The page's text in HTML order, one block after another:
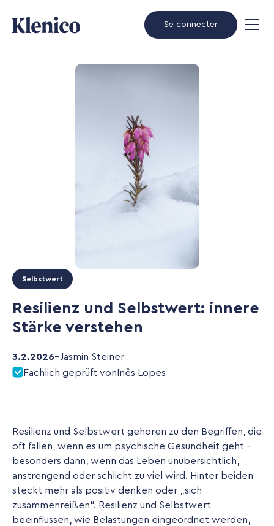
Se connecter
Selbstwert
Resilienz und Selbstwert: innere
Stärke verstehen
3.2.2026–Jasmin Steiner
Fachlich geprüft von Inês Lopes
Resilienz und Selbstwert gehören zu den Begriffen, die
oft fallen, wenn es um psychische Gesundheit geht -
besonders dann, wenn das Leben unübersichtlich,
anstrengend oder schlicht zu viel wird. Hinter beiden
steckt mehr als positiv denken oder „sich
zusammenreißen“. Resilienz und Selbstwert
beeinflussen, wie Belastungen eingeordnet werden,